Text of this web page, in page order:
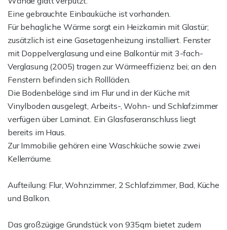
Eine gebrauchte Einbauküche ist vorhanden.
Für behagliche Wärme sorgt ein Heizkamin mit Glastür;
zusätzlich ist eine Gasetagenheizung installiert. Fenster
mit Doppelverglasung und eine Balkontür mit 3-fach-
Verglasung (2005) tragen zur Wärmeeffizienz bei; an den
Fenstern befinden sich Rollläden.
Die Bodenbeläge sind im Flur und in der Küche mit
Vinylboden ausgelegt, Arbeits-, Wohn- und Schlafzimmer
verfügen über Laminat. Ein Glasfaseranschluss liegt
bereits im Haus.
Zur Immobilie gehören eine Waschküche sowie zwei
Kellerräume.
Aufteilung: Flur, Wohnzimmer, 2 Schlafzimmer, Bad, Küche
und Balkon.
Das großzügige Grundstück von 935qm bietet zudem